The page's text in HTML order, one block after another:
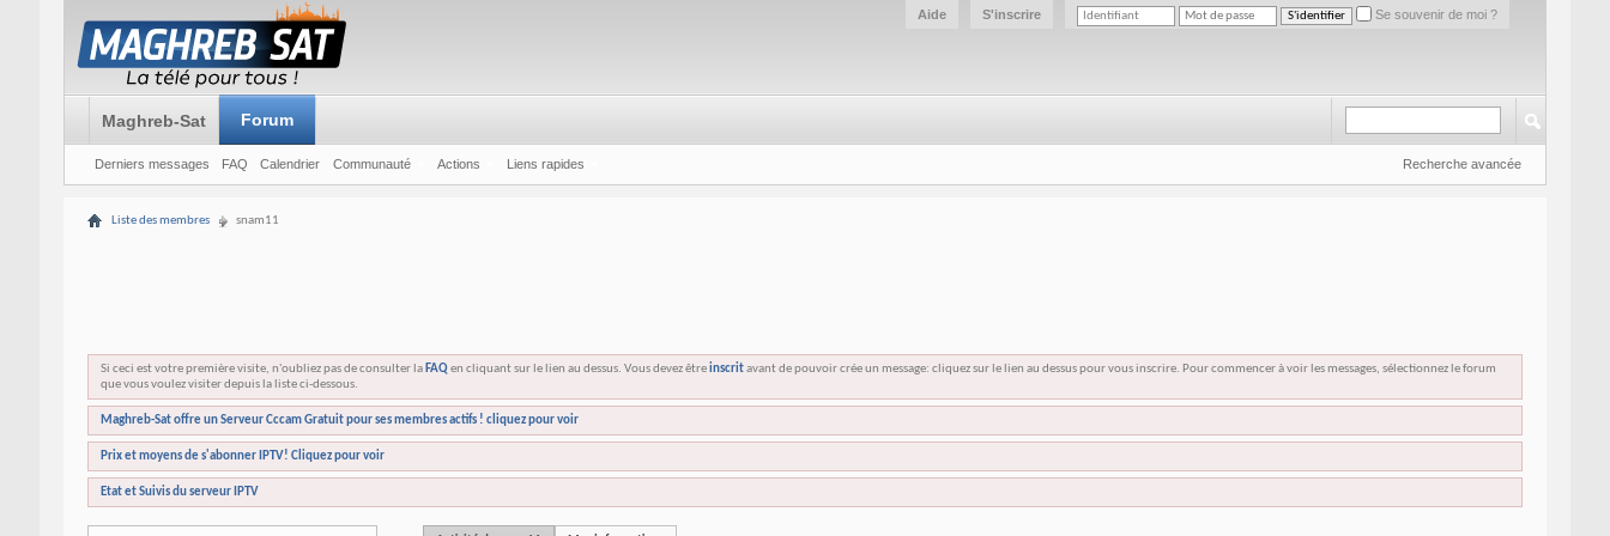
Se souvenir de moi ?
S'inscrire
Aide
Maghreb-Sat Forum
Derniers messages FAQ Calendrier Communauté Actions Liens rapides Recherche avancée
Liste des membres snam11
Si ceci est votre première visite, n'oubliez pas de consulter la FAQen cliquant sur le lien au dessus. Vous devez êtreinscritavant de pouvoir crée un message: cliquez sur le lien au dessus pour vous inscrire. Pour commencer à voir les messages, sélectionnez le forum
que vous voulez visiter depuis la liste ci-dessous.
Maghreb-Sat offre un Serveur Cccam Gratuit pour ses membres actifs ! cliquez pour voir
Prix et moyens de s'abonner IPTV! Cliquez pour voir
Etat et Suivis du serveur IPTV